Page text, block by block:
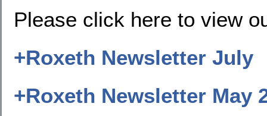
Please click here to view
+Roxeth Newsletter July
+Roxeth Newsletter May